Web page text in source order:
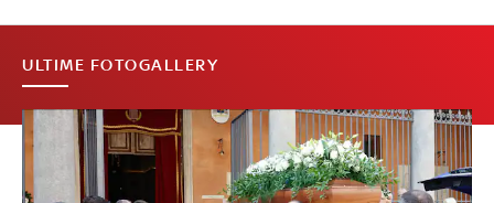
ULTIME FOTOGALLERY